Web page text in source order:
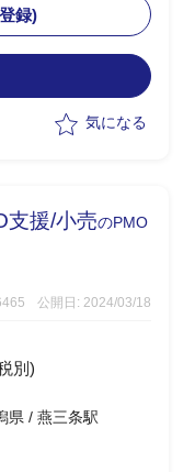
採用したERP導入
法の理解を前提とし
録)
気になる
支援/小売のPMO
公開日: 2024/03/18
別)
県 / 燕三条駅